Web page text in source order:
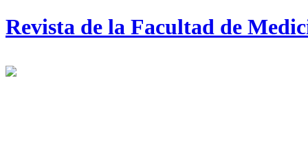
Revista de la Facultad de